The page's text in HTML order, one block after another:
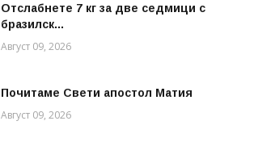
Отслабнете 7 кг за две седмици с
бразилск...
Август 09, 2026
Почитаме Свети апостол Матия
Август 09, 2026